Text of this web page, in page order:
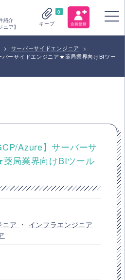
紹介
ア】
0
キープ
> サーバーサイドエンジニア
>
バーサイドエンジニア★薬局業界向けBIツー
Azure】サーバーサ
局業界向けBIツール
ニア ・ インフラエンジニア